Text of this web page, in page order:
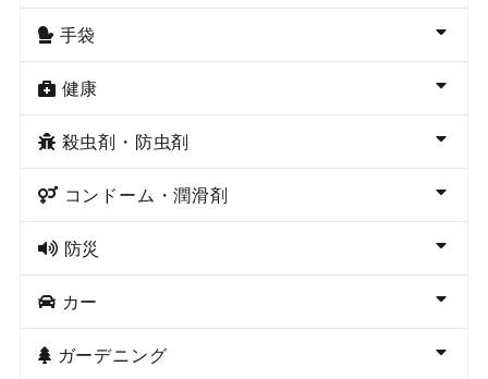
手袋
健康
殺虫剤・防虫剤
コンドーム・潤滑剤
防災
カー
ガーデニング